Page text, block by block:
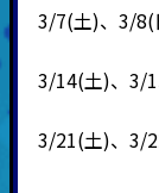
3/7(土)、3/8(
3/14(土)、3/
3/21(土)、3/